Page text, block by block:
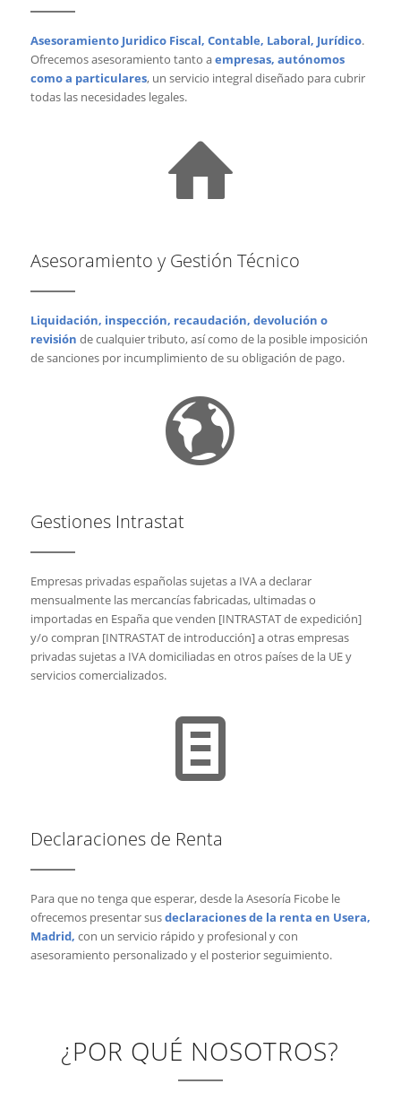
Asesoramiento Juridico Fiscal, Contable, Laboral, Jurídico.
Ofrecemos asesoramiento tanto aempresas, autónomos
como a particulares, un servicio integral diseñado para cubrir
todas las necesidades legales.
Asesoramiento y Gestión Técnico
Liquidación, inspección, recaudación, devolución o
revisión de cualquier tributo, así como de la posible imposición
de sanciones por incumplimiento de su obligación de pago.
Gestiones Intrastat
Empresas privadas españolas sujetas a IVA a declarar
mensualmente las mercancías fabricadas, ultimadas o
importadas en España que venden [INTRASTAT de expedición]
y/o compran [INTRASTAT de introducción] a otras empresas
privadas sujetas a IVA domiciliadas en otros países de la UE y
servicios comercializados.
Declaraciones de Renta
Para que no tenga que esperar, desde la Asesoría Ficobe le
ofrecemos presentar susdeclaraciones de la renta en Usera,
Madrid, con un servicio rápido y profesional y con
asesoramiento personalizado y el posterior seguimiento.
¿POR QUÉ NOSOTROS?